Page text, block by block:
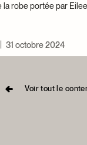
la robe portée par
31 octobre 2024
Voir tout le